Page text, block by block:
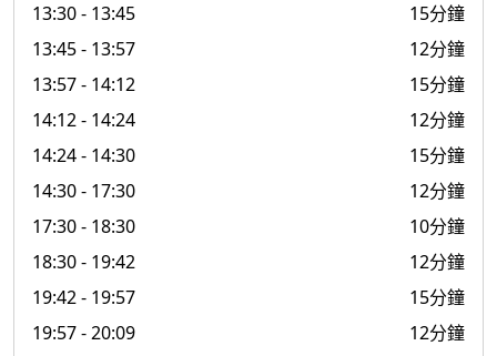
13:30- 13:45
15分鐘
13:45- 13:57
12分鐘
13:57- 14:12
15分鐘
14:12- 14:24
12分鐘
14:24- 14:30
15分鐘
14:30- 17:30
12分鐘
17:30- 18:30
10分鐘
18:30- 19:42
12分鐘
19:42- 19:57
15分鐘
19:57- 20:09 12分鐘